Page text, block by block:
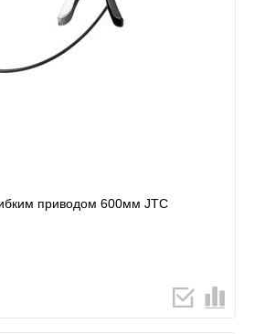
приводом 600мм JTC